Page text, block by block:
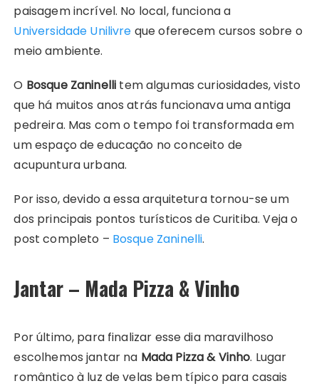
paisagem incrível. No local, funciona a
Universidade Unilivre que oferecem cursos sobre o
meio ambiente.
O Bosque Zaninelli tem algumas curiosidades, visto
que há muitos anos atrás funcionava uma antiga
pedreira. Mas com o tempo foi transformada em
um espaço de educação no conceito de
acupuntura urbana.
Por isso, devido a essa arquitetura tornou-se um
dos principais pontos turísticos de Curitiba. Veja o
post completo – Bosque Zaninelli.
Jantar – Mada Pizza & Vinho
Por último, para finalizar esse dia maravilhoso
escolhemos jantar na Mada Pizza & Vinho. Lugar
romântico à luz de velas bem típico para casais